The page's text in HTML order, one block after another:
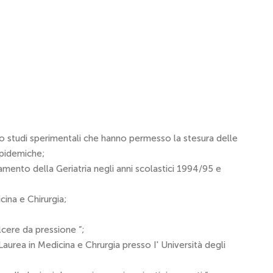
sperimentali che hanno permesso la stesura delle
della Geriatria negli anni scolastici 1994/95 e
e Chirurgia;
da pressione ”;
in Medicina e Chrurgia presso I' Università degli